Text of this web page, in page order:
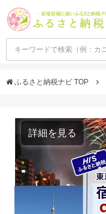
ふるさと納税ナビ TOP
詳細を見る